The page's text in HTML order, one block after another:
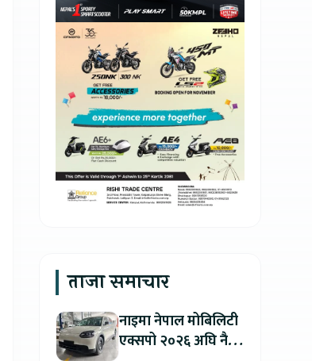
ताजा समाचार
नाइमा नेपाल मोबिलिटी
एक्सपो २०२६ अघि नै